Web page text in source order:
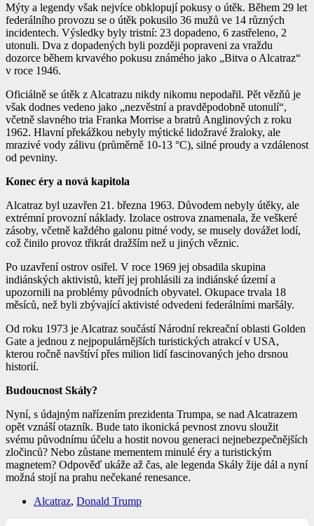
Mýty a legendy však nejvíce obklopujípokusy o útěk. Během 29 let
federálního provozu se o útěk pokusilo 36 mužů ve 14 různých
incidentech. Výsledky byly tristní: 23 dopadeno, 6 zastřeleno, 2
utonuli. Dva z dopadených byli později popraveni za vraždu
dozorce během krvavého pokusu známého jako „Bitva o Alcatraz“
v roce 1946.
Oficiálně se útěk z Alcatrazu nikdy nikomu nepodařil. Pět vězňů je
však dodnes vedeno jako „nezvěstní a pravděpodobně utonulí“,
včetně slavného tria Franka Morrise a bratrů Anglinových z roku
1962. Hlavní překážkou nebyly mýtické lidožravé žraloky, ale
mrazivé vody zálivu (průměrně 10-13 °C), silné proudy a vzdálenost
od pevniny.
Konec éry a nová kapitola
Alcatraz byl uzavřen 21. března 1963. Důvodem nebyly útěky, ale
extrémníprovozní náklady. Izolace ostrova znamenala, že veškeré
zásoby, včetně každého galonu pitné vody, se musely dovážet lodí,
což činilo provoz třikrát dražším než u jiných věznic.
Po uzavření ostrov osiřel. V roce 1969 jej obsadila skupina
indiánských aktivistů, kteří jej prohlásili za indiánské území a
upozornili na problémy původních obyvatel. Okupace trvala 18
měsíců, než byli zbývající aktivisté odvedeni federálními maršály.
Od roku 1973 je Alcatraz součástíNárodní rekreační oblasti Golden
Gate a jednou z nejpopulárnějších turistických atrakcí v USA,
kterou ročně navštíví přes milion lidí fascinovaných jeho drsnou
historií.
Budoucnost Skály?
Nyní, s údajným nařízením prezidenta Trumpa, se nad Alcatrazem
opět vznáší otazník. Bude tato ikonická pevnost znovu sloužit
svému původnímu účelu a hostit novou generaci nejnebezpečnějších
zločinců? Nebo zůstane mementem minulé éry a turistickým
magnetem? Odpověď ukáže až čas, ale legenda Skály žije dál a nyní
možná stojí na prahu nečekané renesance.
Alcatraz, Donald Trump